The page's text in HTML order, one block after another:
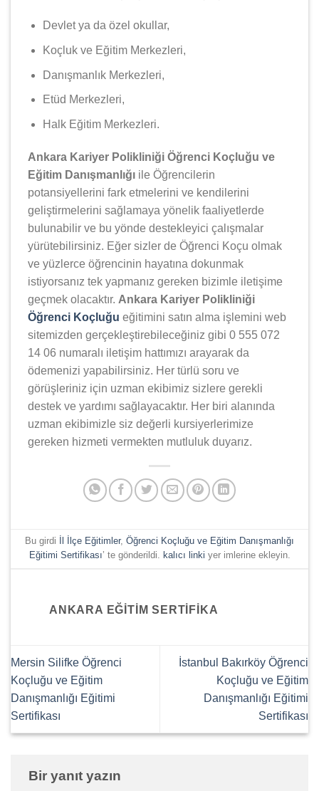
Devlet ya da özel okullar,
Koçluk ve Eğitim Merkezleri,
Danışmanlık Merkezleri,
Etüd Merkezleri,
Halk Eğitim Merkezleri.
Ankara Kariyer Polikliniği Öğrenci Koçluğu ve
Eğitim Danışmanlığı ile Öğrencilerin
potansiyellerini fark etmelerini ve kendilerini
geliştirmelerini sağlamaya yönelik faaliyetlerde
bulunabilir ve bu yönde destekleyici çalışmalar
yürütebilirsiniz. Eğer sizler de Öğrenci Koçu olmak
ve yüzlerce öğrencinin hayatına dokunmak
istiyorsanız tek yapmanız gereken bizimle iletişime
geçmek olacaktır. Ankara Kariyer Polikliniği
Öğrenci Koçluğu eğitimini satın alma işlemini web
sitemizden gerçekleştirebileceğiniz gibi 0 555 072
14 06 numaralı iletişim hattımızı arayarak da
ödemenizi yapabilirsiniz. Her türlü soru ve
görüşleriniz için uzman ekibimiz sizlere gerekli
destek ve yardımı sağlayacaktır. Her biri alanında
uzman ekibimizle siz değerli kursiyerlerimize
gereken hizmeti vermekten mutluluk duyarız.
Bu girdi İl İlçe Eğitimler, Öğrenci Koçluğu ve Eğitim Danışmanlığı
Eğitimi Sertifikası’ te gönderildi. kalıcı linki yer imlerine ekleyin.
ANKARA EĞITIM SERTIFIKA
Mersin Silifke Öğrenci
Koçluğu ve Eğitim
Danışmanlığı Eğitimi
Sertifikası
İstanbul Bakırköy Öğrenci
Koçluğu ve Eğitim
Danışmanlığı Eğitimi
Sertifikası
Bir yanıt yazın